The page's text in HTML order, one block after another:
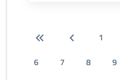
1
6
7 8 9